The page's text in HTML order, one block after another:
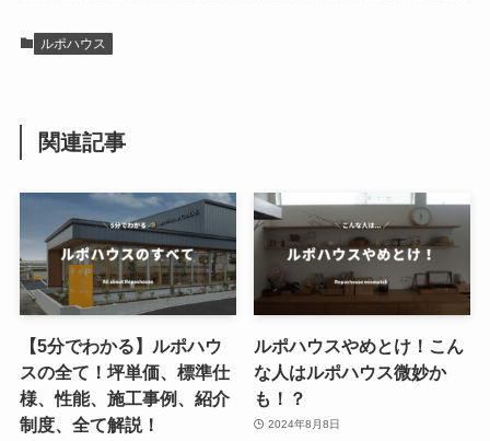
ルポハウス
関連記事
【5分でわかる】ルポハウ
スの全て！坪単価、標準仕
様、性能、施工事例、紹介
制度、全て解説！
ルポハウスやめとけ！こん
な人はルポハウス微妙か
も！？
2024年8月8日